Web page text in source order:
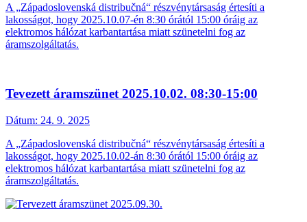
A „Západoslovenská distribučná“ részvénytársaság értesíti a
lakosságot, hogy 2025.10.07-én 8:30 órától 15:00 óráig az
elektromos hálózat karbantartása miatt szünetelni fog az
áramszolgáltatás.
Tevezett áramszünet 2025.10.02. 08:30-15:00
Dátum: 24. 9. 2025
A „Západoslovenská distribučná“ részvénytársaság értesíti a
lakosságot, hogy 2025.10.02-án 8:30 órától 15:00 óráig az
elektromos hálózat karbantartása miatt szünetelni fog az
áramszolgáltatás.